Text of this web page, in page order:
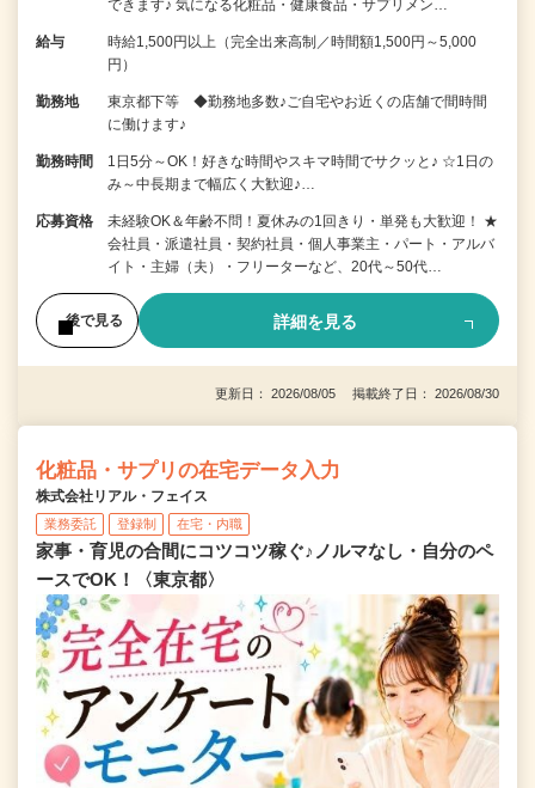
できます♪ 気になる化粧品・健康食品・サプリメン…
給与
時給1,500円以上（完全出来高制／時間額1,500円～5,000
円）
勤務地
東京都下等 ◆勤務地多数♪ご自宅やお近くの店舗で間時間
に働けます♪
勤務時間
1日5分～OK！好きな時間やスキマ時間でサクッと♪ ☆1日の
み～中長期まで幅広く大歓迎♪…
応募資格
未経験OK＆年齢不問！夏休みの1回きり・単発も大歓迎！ ★
会社員・派遣社員・契約社員・個人事業主・パート・アルバ
イト・主婦（夫）・フリーターなど、20代～50代…
後で見る 詳細を見る
更新日： 2026/08/05 掲載終了日： 2026/08/30
化粧品・サプリの在宅データ入力
株式会社リアル・フェイス
業務委託 登録制 在宅・内職
家事・育児の合間にコツコツ稼ぐ♪ノルマなし・自分のペ
ースでOK！〈東京都〉